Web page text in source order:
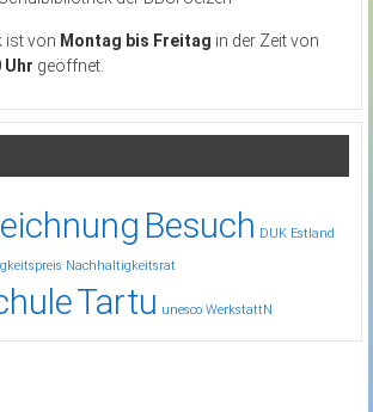
ist von Montag bis Freitag in der Zeit von
Uhr geöffnet.
Besuch DUK Estland
Nachhaltigkeitsrat
Tartu unesco WerkstattN